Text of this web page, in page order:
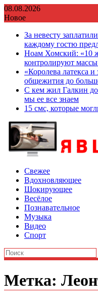
Перейти
к
08.08.2026
Новое
За невесту
каждому гостю
Ноам Хомский: «10
контролируют
«Королева латекса
общежития до
С кем жил Галкин до
мы ее все знаем
15 смс, которые
Свежее
Вдохновляющее
Шокирующее
Весёлое
Познавательное
Музыка
Видео
Спорт
Метка: